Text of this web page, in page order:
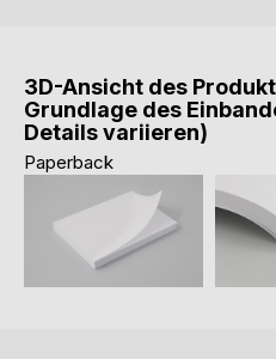
3D-Ansicht des
Grundlage des
Details variieren)
Paperback